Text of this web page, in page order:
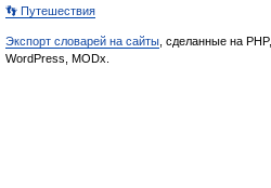
👣 Путешествия
Экспорт словарей на сайты , сделанные на PHP,
WordPress, MODx.